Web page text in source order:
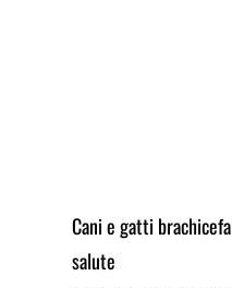
Cani e gatti
salute